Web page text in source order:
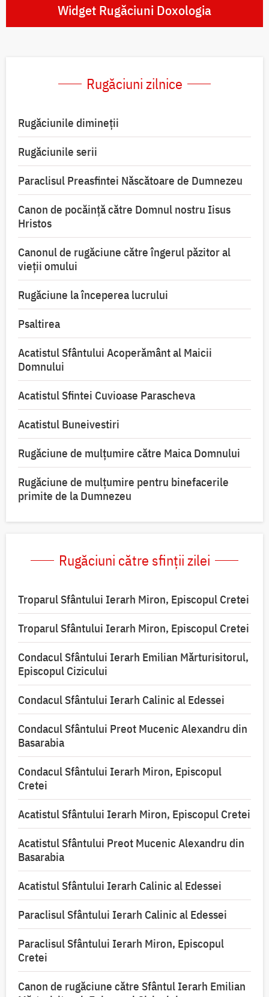
Widget Rugăciuni Doxologia
Rugăciuni zilnice
Rugăciunile dimineții
Rugăciunile serii
Paraclisul Preasfintei Născătoare de Dumnezeu
Canon de pocăință către Domnul nostru Iisus
Hristos
Canonul de rugăciune către îngerul păzitor al
vieții omului
Rugăciune la începerea lucrului
Psaltirea
Acatistul Sfântului Acoperământ al Maicii
Domnului
Acatistul Sfintei Cuvioase Parascheva
Acatistul Buneivestiri
Rugăciune de mulţumire către Maica Domnului
Rugăciune de mulțumire pentru binefacerile
primite de la Dumnezeu
Rugăciuni către sfinții zilei
Troparul Sfântului Ierarh Miron, Episcopul Cretei
Troparul Sfântului Ierarh Miron, Episcopul Cretei
Condacul Sfântului Ierarh Emilian Mărturisitorul,
Episcopul Cizicului
Condacul Sfântului Ierarh Calinic al Edessei
Condacul Sfântului Preot Mucenic Alexandru din
Basarabia
Condacul Sfântului Ierarh Miron, Episcopul
Cretei
Acatistul Sfântului Ierarh Miron, Episcopul Cretei
Acatistul Sfântului Preot Mucenic Alexandru din
Basarabia
Acatistul Sfântului Ierarh Calinic al Edessei
Paraclisul Sfântului Ierarh Calinic al Edessei
Paraclisul Sfântului Ierarh Miron, Episcopul
Cretei
Canon de rugăciune către Sfântul Ierarh Emilian